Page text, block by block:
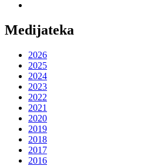
Medijateka
2026
2025
2024
2023
2022
2021
2020
2019
2018
2017
2016